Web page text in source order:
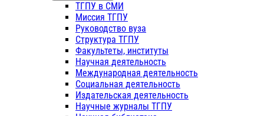
ТГПУ в СМИ
Миссия ТГПУ
Руководство вуза
Структура ТГПУ
Факультеты, институты
Научная деятельность
Международная деятельность
Социальная деятельность
Издательская деятельность
Научные журналы ТГПУ